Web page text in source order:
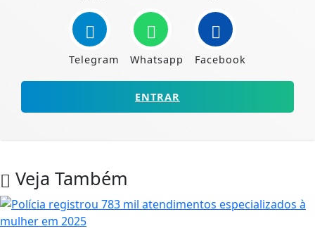
Telegram Whatsapp Facebook
ENTRAR
Veja Também